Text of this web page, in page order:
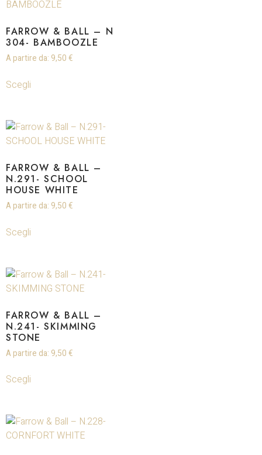
FARROW & BALL – N
304- BAMBOOZLE
A partire da: 9,50 €
Scegli
FARROW & BALL –
N.291- SCHOOL
HOUSE WHITE
A partire da: 9,50 €
Scegli
FARROW & BALL –
N.241- SKIMMING
STONE
A partire da: 9,50 €
Scegli